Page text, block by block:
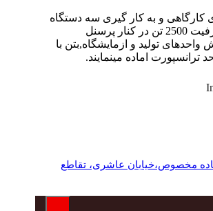
کارگاهی و به کار گیری سه دستگاه
بچینگ پلانت با ظرفیت 2500 تن در کنار پرسنل
تولید و ازمایشگاه,بتن با
ترانسپورت اماده مینمایند.
کیلومتر 8 جاده مخصوص،خیابان عاشری، تقاطع